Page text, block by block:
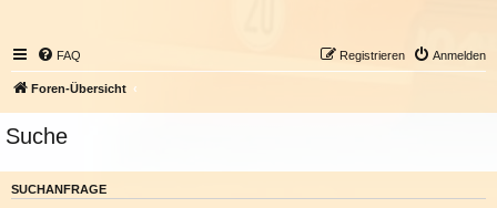
FAQ Anmelden
Registrieren
Foren-Übersicht
Suche
SUCHANFRAGE